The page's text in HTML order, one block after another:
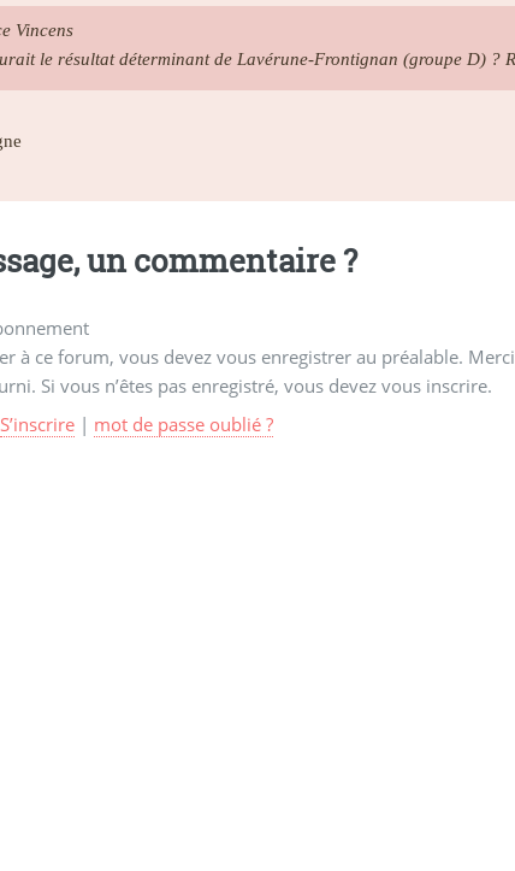
Vincens
le résultat déterminant de Lavérune-Frontignan (groupe D) ?
un commentaire ?
à ce forum, vous devez vous enregistrer au préalable.
Si vous n’êtes pas enregistré, vous devez vous inscrire.
S’inscrire | mot de passe oublié ?